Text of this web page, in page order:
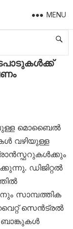
MENU
ബാങ്കുകൾ നിരീക്ഷണം ശക്തമാക്കി
മൊബൈൽ
വഴിയുള്ള
ഡിജിറ്റൽ
സാമ്പത്തിക
സെൻട്രൽ
ബാങ്കുകൾ